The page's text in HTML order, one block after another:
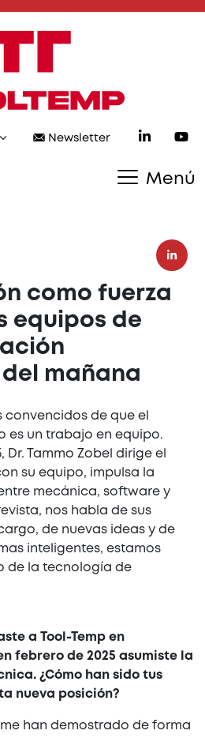
Newsletter
Menú
como fuerza
equipos de
mañana
convencidos de que el
es un trabajo en equipo.
Dr. Tammo Zobel dirige el
su equipo, impulsa la
mecánica, software y
nos habla de sus
de nuevas ideas y de
inteligentes, estamos
de la tecnología de
a Tool-Temp en
febrero de 2025 asumiste la
¿Cómo han sido tus
nueva posición?
me han demostrado de forma